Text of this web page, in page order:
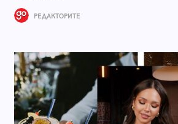
РЕДАКТОРИТЕ